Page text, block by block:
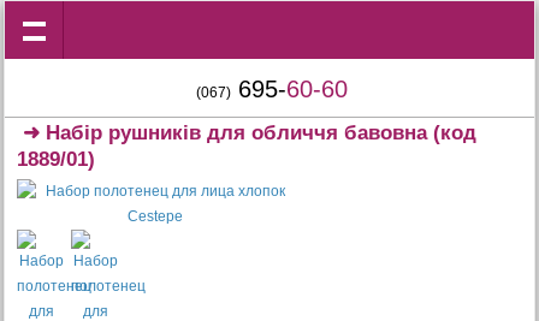
(067) 695-60-60
➜ Набір рушників для обличчя бавовна(код
1889/01)